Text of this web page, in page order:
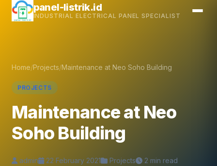
panel-listrik.id
INDUSTRIAL ELECTRICAL PANEL SPECIALIST
Skip
Home/Projects/Maintenance at Neo Soho Building
PROJECTS
Maintenance at Neo
Soho Building
admin 22 February 2021 Projects 2 min read